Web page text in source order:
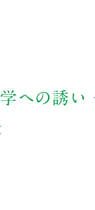
学への誘い